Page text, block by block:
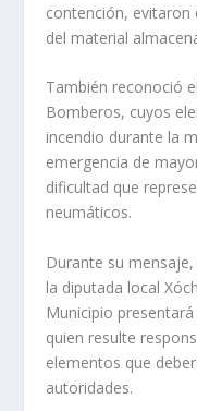
contención, evitaron
del material
También reconoció
Bomberos, cuyos
incendio durante la
emergencia de
dificultad que
neumáticos.
Durante su
la diputada local
Municipio
quien resulte
elementos que
autoridades.